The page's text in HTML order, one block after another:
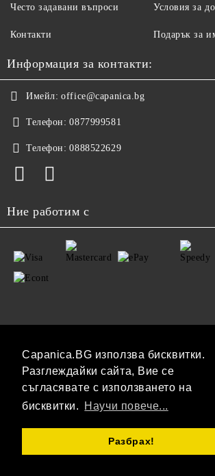
Capanica.BG използва бисквитки.
Разглеждайки сайта, Вие се
съгласявате с използването на
бисквитки.
Научи повече...
Разбрах!
Често задавани въпроси
Контакти
Условия за
Подарък за
Информация за контакти:
Имейл: office@capanica.bg
Телефон: 0877999581
Телефон: 0888522629
Ние работим с
Нашият онлайн магазин е 100%
Моите лични данни